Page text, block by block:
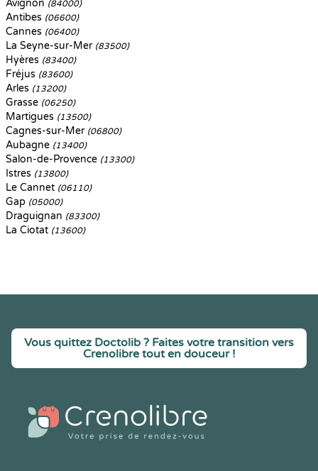
Avignon (84000)
Antibes (06600)
Cannes (06400)
La Seyne-sur-Mer (83500)
Hyères (83400)
Fréjus (83600)
Arles (13200)
Grasse (06250)
Martigues (13500)
Cagnes-sur-Mer (06800)
Aubagne (13400)
Salon-de-Provence (13300)
Istres (13800)
Le Cannet (06110)
Gap (05000)
Draguignan (83300)
La Ciotat (13600)
Vous quittez Doctolib ? Faites votre transition vers
Crenolibre tout en douceur !